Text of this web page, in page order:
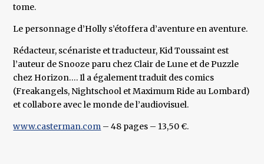
tome.
Le personnage d’Holly s’étoffera d’aventure en aventure.
Rédacteur, scénariste et traducteur, Kid Toussaint est
l’auteur de Snooze paru chez Clair de Lune et de Puzzle
chez Horizon…. Il a également traduit des comics
(Freakangels, Nightschool et Maximum Ride au Lombard)
et collabore avec le monde de l’audiovisuel.
www.casterman.com – 48 pages – 13,50 €.